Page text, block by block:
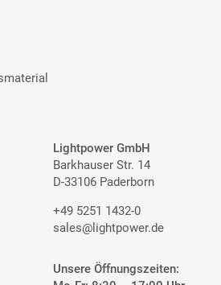
Lightpower GmbH
Barkhauser Str. 14
D-33106 Paderborn
+49 5251 1432-0
sales@lightpower.de
Unsere Öffnungszeiten: